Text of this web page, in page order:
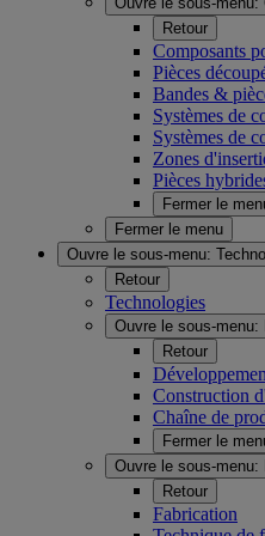
Retour
Composants
Pièces
Bandes &
Systèmes de
Systèmes de
Zones
Pièces
Fermer le
Fermer le menu
Ouvre le sous-menu:
Retour
Technologies
Ouvre le sous-menu:
Retour
Construction
Chaîne de
Fermer le
Ouvre le sous-menu:
Retour
Fabrication